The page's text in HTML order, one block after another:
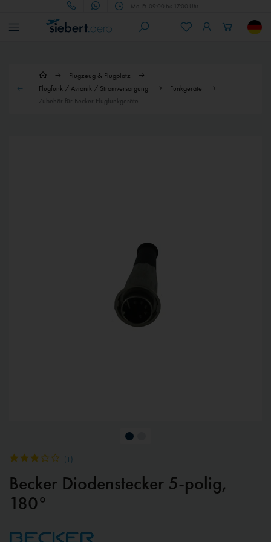
Mo.-Fr. 09:00 bis 17:00 Uhr
Flugzeug & Flugplatz
Flugfunk / Avionik / Stromversorgung
Funkgeräte
Zubehör für Becker Flugfunkgeräte
(1 )
Becker Diodenstecker 5-polig,
180°